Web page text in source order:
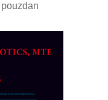
MINI-
metrologije